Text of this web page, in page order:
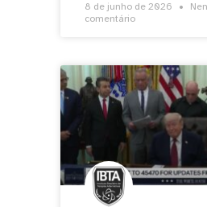
8 de junho de 2026
comentário